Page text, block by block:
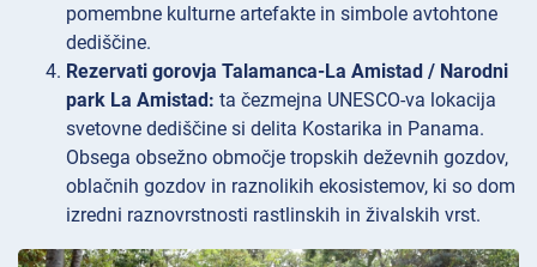
pomembne kulturne artefakte in simbole avtohtone
dediščine.
Rezervati gorovja Talamanca-La Amistad / Narodni
park La Amistad: ta čezmejna UNESCO-va lokacija
svetovne dediščine si delita Kostarika in Panama.
Obsega obsežno območje tropskih deževnih gozdov,
oblačnih gozdov in raznolikih ekosistemov, ki so dom
izredni raznovrstnosti rastlinskih in živalskih vrst.